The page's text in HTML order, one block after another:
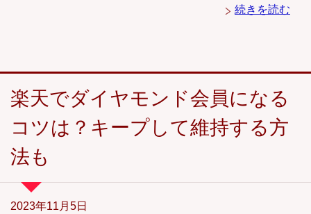
続きを読む
楽天でダイヤモンド会員になる
コツは？キープして維持する方
法も
2023年11月5日